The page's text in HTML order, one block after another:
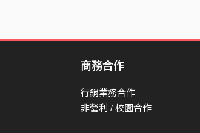
商務合作
行銷業務合作
非營利 / 校園合作